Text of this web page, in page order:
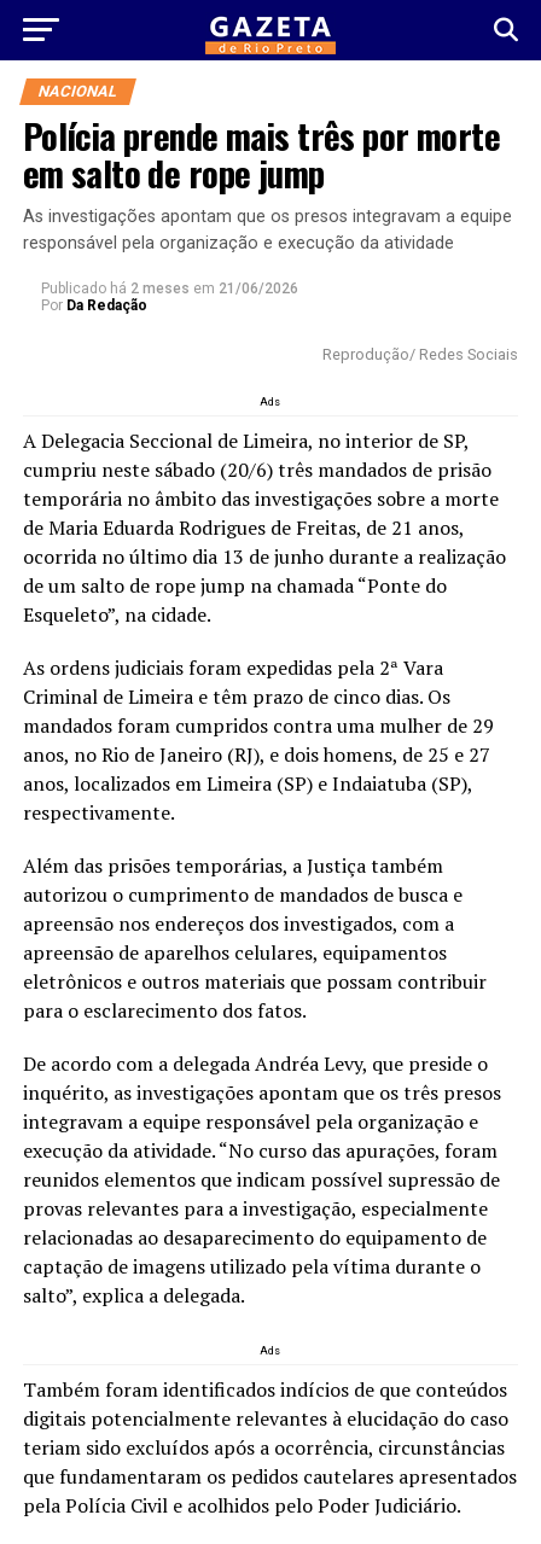
NACIONAL
Polícia prende mais três por morte
em salto de rope jump
As investigações apontam que os presos integravam a equipe
responsável pela organização e execução da atividade
Publicado há 2 meses em 21/06/2026
Por Da Redação
Reprodução/ Redes Sociais
Ads
A Delegacia Seccional de Limeira, no interior de SP,
cumpriu neste sábado (20/6) três mandados de prisão
temporária no âmbito das investigações sobre a morte
de Maria Eduarda Rodrigues de Freitas, de 21 anos,
ocorrida no último dia 13 de junho durante a realização
de um salto de rope jump na chamada “Ponte do
Esqueleto”, na cidade.
As ordens judiciais foram expedidas pela 2ª Vara
Criminal de Limeira e têm prazo de cinco dias. Os
mandados foram cumpridos contra uma mulher de 29
anos, no Rio de Janeiro (RJ), e dois homens, de 25 e 27
anos, localizados em Limeira (SP) e Indaiatuba (SP),
respectivamente.
Além das prisões temporárias, a Justiça também
autorizou o cumprimento de mandados de busca e
apreensão nos endereços dos investigados, com a
apreensão de aparelhos celulares, equipamentos
eletrônicos e outros materiais que possam contribuir
para o esclarecimento dos fatos.
De acordo com a delegada Andréa Levy, que preside o
inquérito, as investigações apontam que os três presos
integravam a equipe responsável pela organização e
execução da atividade. “No curso das apurações, foram
reunidos elementos que indicam possível supressão de
provas relevantes para a investigação, especialmente
relacionadas ao desaparecimento do equipamento de
captação de imagens utilizado pela vítima durante o
salto”, explica a delegada.
Ads
Também foram identificados indícios de que conteúdos
digitais potencialmente relevantes à elucidação do caso
teriam sido excluídos após a ocorrência, circunstâncias
que fundamentaram os pedidos cautelares apresentados
pela Polícia Civil e acolhidos pelo Poder Judiciário.